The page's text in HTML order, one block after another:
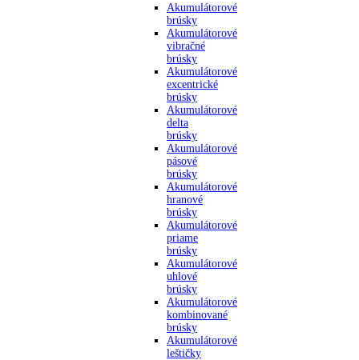
Akumulátorové
brúsky
Akumulátorové
vibračné
brúsky
Akumulátorové
excentrické
brúsky
Akumulátorové
delta
brúsky
Akumulátorové
pásové
brúsky
Akumulátorové
hranové
brúsky
Akumulátorové
priame
brúsky
Akumulátorové
uhlové
brúsky
Akumulátorové
kombinované
brúsky
Akumulátorové
leštičky